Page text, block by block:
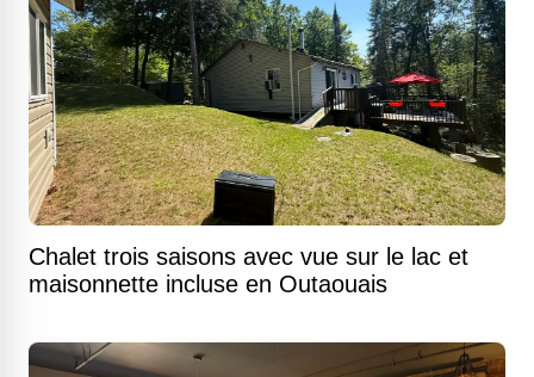
Chalet trois saisons avec vue sur le lac et
maisonnette incluse en Outaouais